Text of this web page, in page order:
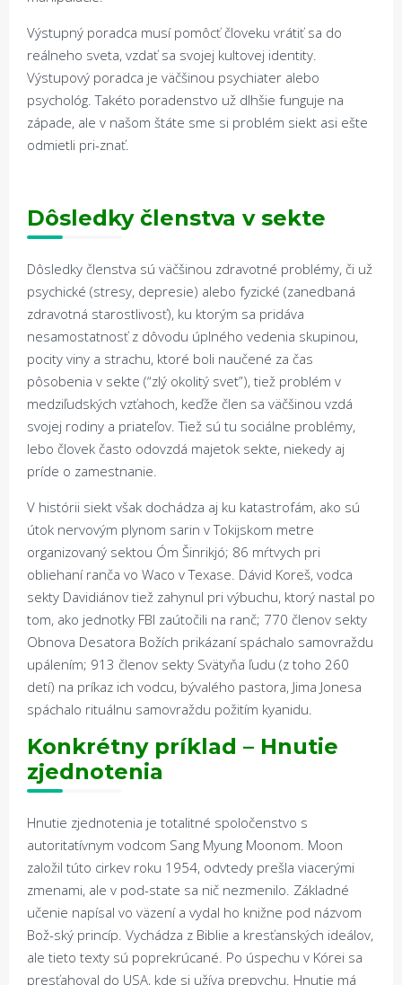
Výstupný poradca musí pomôcť človeku vrátiť sa do
reálneho sveta, vzdať sa svojej kultovej identity.
Výstupový poradca je väčšinou psychiater alebo
psychológ. Takéto poradenstvo už dlhšie funguje na
západe, ale v našom štáte sme si problém siekt asi ešte
odmietli pri-znať.
Dôsledky členstva v sekte
Dôsledky členstva sú väčšinou zdravotné problémy, či už
psychické (stresy, depresie) alebo fyzické (zanedbaná
zdravotná starostlivosť), ku ktorým sa pridáva
nesamostatnosť z dôvodu úplného vedenia skupinou,
pocity viny a strachu, ktoré boli naučené za čas
pôsobenia v sekte (“zlý okolitý svet”), tiež problém v
medziľudských vzťahoch, keďže člen sa väčšinou vzdá
svojej rodiny a priateľov. Tiež sú tu sociálne problémy,
lebo človek často odovzdá majetok sekte, niekedy aj
príde o zamestnanie.
V histórii siekt však dochádza aj ku katastrofám, ako sú
útok nervovým plynom sarin v Tokijskom metre
organizovaný sektou Óm Šinrikjó; 86 mŕtvych pri
obliehaní ranča vo Waco v Texase. Dávid Koreš, vodca
sekty Davidiánov tiež zahynul pri výbuchu, ktorý nastal po
tom, ako jednotky FBI zaútočili na ranč; 770 členov sekty
Obnova Desatora Božích prikázaní spáchalo samovraždu
upálením; 913 členov sekty Svätyňa ľudu (z toho 260
detí) na príkaz ich vodcu, bývalého pastora, Jima Jonesa
spáchalo rituálnu samovraždu požitím kyanidu.
Konkrétny príklad – Hnutie
zjednotenia
Hnutie zjednotenia je totalitné spoločenstvo s
autoritatívnym vodcom Sang Myung Moonom. Moon
založil túto cirkev roku 1954, odvtedy prešla viacerými
zmenami, ale v pod-state sa nič nezmenilo. Základné
učenie napísal vo väzení a vydal ho knižne pod názvom
Bož-ský princíp. Vychádza z Biblie a kresťanských ideálov,
ale tieto texty sú poprekrúcané. Po úspechu v Kórei sa
presťahoval do USA, kde si užíva prepychu. Hnutie má